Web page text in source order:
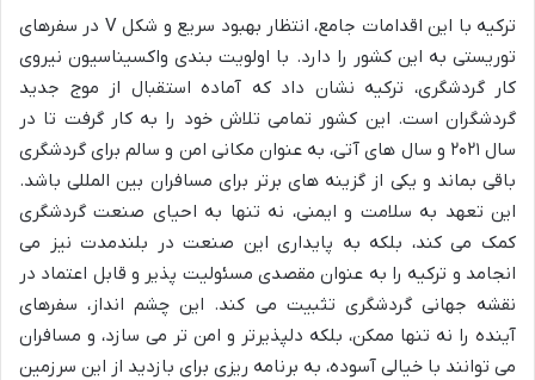
ترکیه با این اقدامات جامع، انتظار بهبود سریع و شکل V در سفرهای
توریستی به این کشور را دارد. با اولویت بندی واکسیناسیون نیروی
کار گردشگری، ترکیه نشان داد که آماده استقبال از موج جدید
گردشگران است. این کشور تمامی تلاش خود را به کار گرفت تا در
سال ۲۰۲۱ و سال های آتی، به عنوان مکانی امن و سالم برای گردشگری
باقی بماند و یکی از گزینه های برتر برای مسافران بین المللی باشد.
این تعهد به سلامت و ایمنی، نه تنها به احیای صنعت گردشگری
کمک می کند، بلکه به پایداری این صنعت در بلندمدت نیز می
انجامد و ترکیه را به عنوان مقصدی مسئولیت پذیر و قابل اعتماد در
نقشه جهانی گردشگری تثبیت می کند. این چشم انداز، سفرهای
آینده را نه تنها ممکن، بلکه دلپذیرتر و امن تر می سازد، و مسافران
می توانند با خیالی آسوده، به برنامه ریزی برای بازدید از این سرزمین